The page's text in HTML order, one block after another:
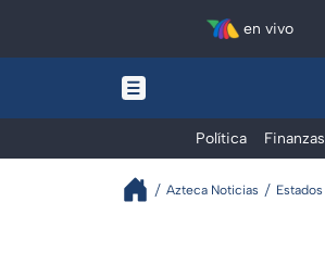
en vivo
Política Finanzas
Azteca Noticias Estados